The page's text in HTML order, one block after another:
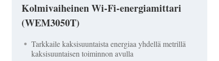
Kolmivaiheinen Wi-Fi-energiamittari
(WEM3050T)
Tarkkaile kaksisuuntaista energiaa yhdellä metrillä
kaksisuuntaisen toiminnon avulla